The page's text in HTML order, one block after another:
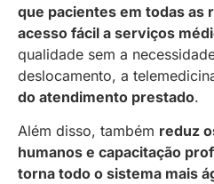
que pacientes em todas as
acesso fácil a serviços
qualidade sem a
deslocamento, a
do atendimento prestado.
Além disso, também reduz
humanos e capacitação
torna todo o sistema mais